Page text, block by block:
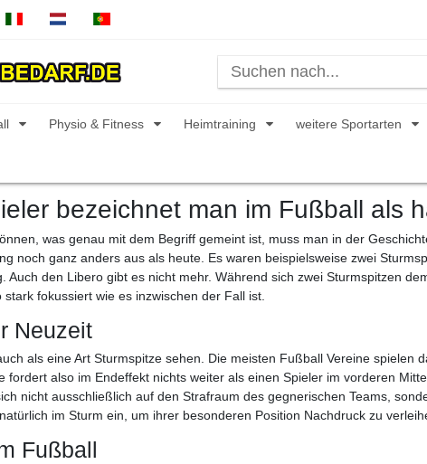
Physio & Fitness Heimtraining weitere Sportarten
bezeichnet man im Fußball als
was genau mit dem Begriff gemeint ist, muss man in der
noch ganz anders aus als heute. Es waren beispielsweise zwei
Auch den Libero gibt es nicht mehr. Während sich zwei Sturmspitzen
fokussiert wie es inzwischen der Fall ist.
Neuzeit
als eine Art Sturmspitze sehen. Die meisten Fußball Vereine
fordert also im Endeffekt nichts weiter als einen Spieler im vorderen
nicht ausschließlich auf den Strafraum des gegnerischen Teams,
im Sturm ein, um ihrer besonderen Position Nachdruck zu
Fußball